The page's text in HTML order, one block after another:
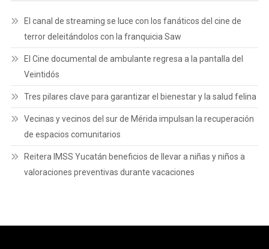
El canal de streaming se luce con los fanáticos del cine de
terror deleitándolos con la franquicia Saw
El Cine documental de ambulante regresa a la pantalla del
Veintidós
Tres pilares clave para garantizar el bienestar y la salud felina
Vecinas y vecinos del sur de Mérida impulsan la recuperación
de espacios comunitarios
Reitera IMSS Yucatán beneficios de llevar a niñas y niños a
valoraciones preventivas durante vacaciones